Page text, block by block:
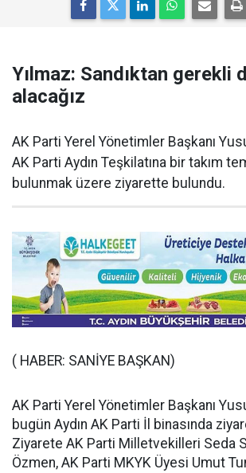
Yılmaz: Sandıktan gerekli
alacağız
AK Parti Yerel Yönetimler Başkanı
AK Parti Aydın Teşkilatına bir takım
bulunmak üzere ziyarette bulundu.
( HABER: SANİYE BAŞKAN)
AK Parti Yerel Yönetimler Başkanı
bugün Aydın AK Parti İl binasında
Ziyarete AK Parti Milletvekilleri Seda
Özmen, AK Parti MKYK Üyesi Umut